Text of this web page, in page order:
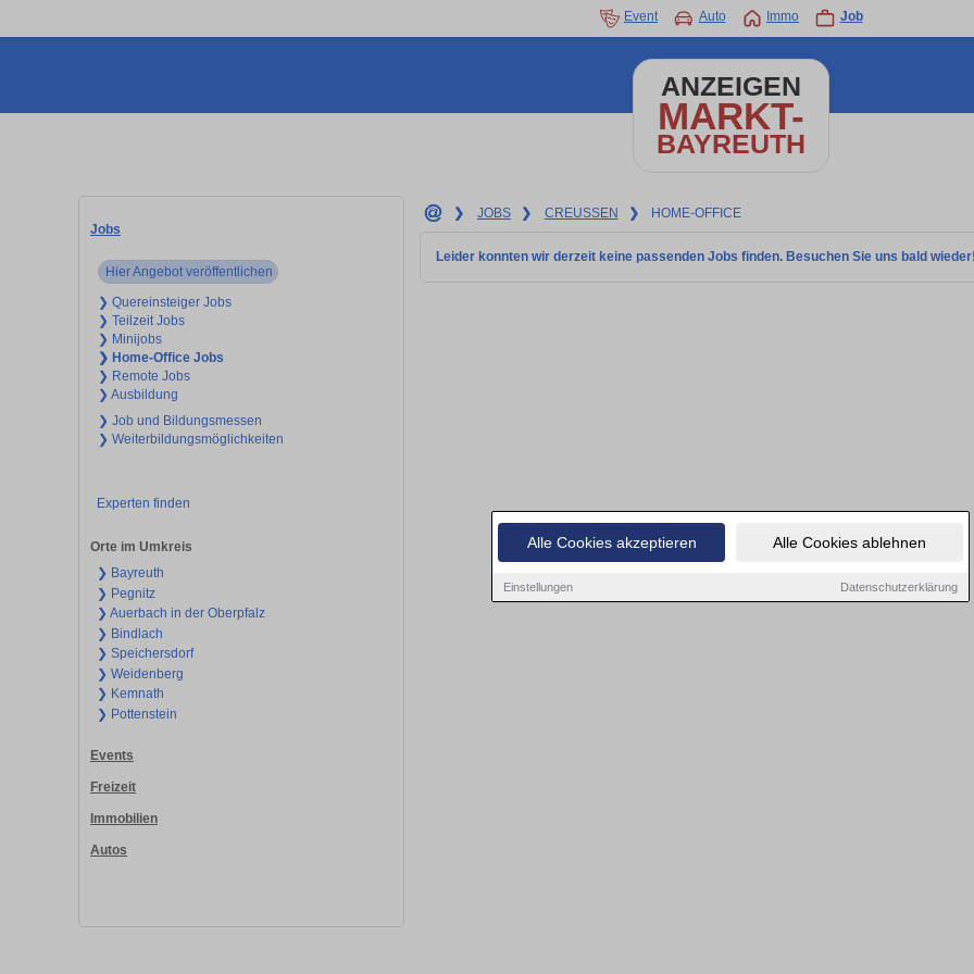
Alle Cookies akzeptieren Alle Cookies ablehnen
Einstellungen Datenschutzerklärung
Event Auto Immo Job
ANZEIGEN
MARKT-
BAYREUTH
Jobs
Hier Angebot veröffentlichen
❯ Quereinsteiger Jobs
❯ Teilzeit Jobs
❯ Minijobs
❯ Home-Office Jobs
❯ Remote Jobs
❯ Ausbildung
❯ Job und Bildungsmessen
❯ Weiterbildungsmöglichkeiten
Experten finden
Orte im Umkreis
❯ Bayreuth
❯ Pegnitz
❯ Auerbach in der Oberpfalz
❯ Bindlach
❯ Speichersdorf
❯ Weidenberg
❯ Kemnath
❯ Pottenstein
Events
Freizeit
Immobilien
Autos
❯ JOBS ❯ CREUSSEN ❯ HOME-OFFICE
Leider konnten wir derzeit keine passenden Jobs finden. Besuchen Sie uns bald